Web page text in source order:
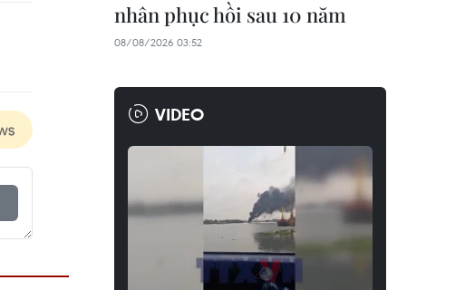
nhân phục hồi sau 10 năm
08/08/2026 03:52
VIDEO